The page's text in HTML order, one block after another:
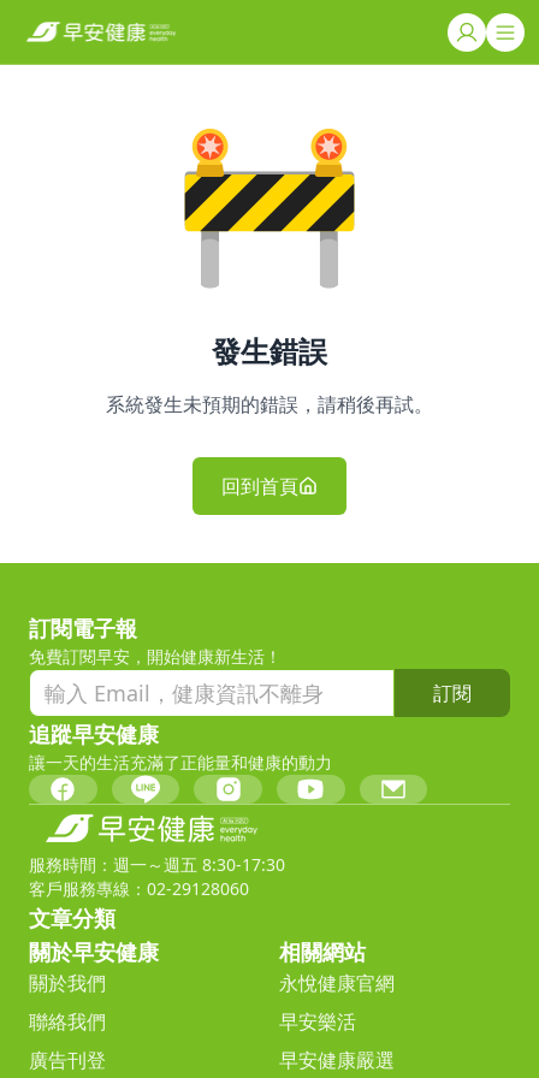
發生錯誤
系統發生未預期的錯誤，請稍後再試。
回到首頁
訂閱電子報
免費訂閱早安，開始健康新生活！
訂閱
追蹤早安健康
讓一天的生活充滿了正能量和健康的動力
服務時間：週一～週五 8:30-17:30
客戶服務專線：02-29128060
文章分類
關於早安健康
關於我們
聯絡我們
廣告刊登
相關網站
永悅健康官網
早安樂活
早安健康嚴選